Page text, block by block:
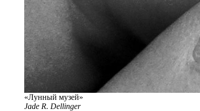
«Лунный музей»
Jade R. Dellinger